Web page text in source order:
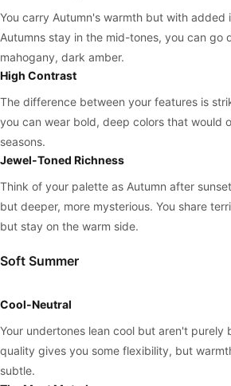
You carry Autumn's warmth but with added
Autumns stay in the mid-tones, you can
mahogany, dark amber.
High Contrast
The difference between your features is
you can wear bold, deep colors that would
seasons.
Jewel-Toned Richness
Think of your palette as Autumn after
but deeper, more mysterious. You share
but stay on the warm side.
Soft Summer
Cool-Neutral
Your undertones lean cool but aren't purely
quality gives you some flexibility, but
subtle.